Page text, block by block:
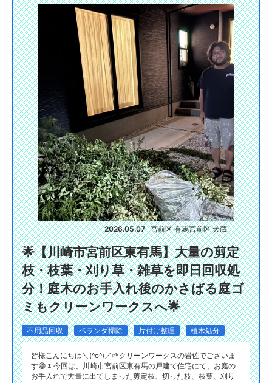
2026.05.07 宮前区 有馬宮前区 犬蔵
🌟【川崎市宮前区東有馬】大量の剪定
枝・枝葉・刈り草・雑草を即日回収処
分！庭木のお手入れ後のかさばる庭ゴ
ミもクリーンワークスへ🌟
不用品回収 ベランダ掃除 片付け整理 植木処分
皆様こんにちは＼(^o^)／🌱クリーンワークスの岩佐でございま
す😆🌷今回は、川崎市宮前区東有馬の戸建て住宅にて、お庭の
お手入れで大量に出てしまった剪定枝、切った枝、枝葉、刈り